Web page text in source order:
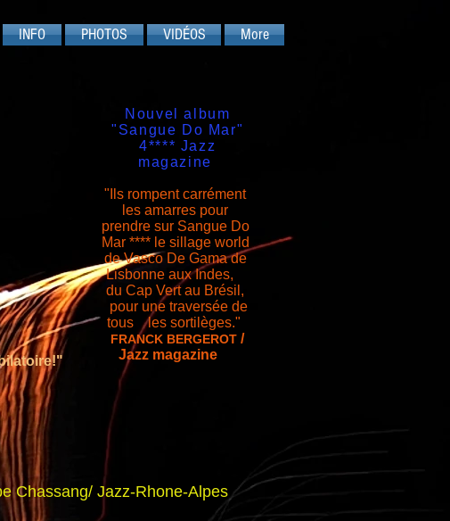
Nouvel album
"Sangue Do Mar"
4**** Jazz
magazine
"Ils rompent carrément
les amarres pour
prendre sur Sangue Do
Mar **** le sillage world
de Vasco De Gamade
Lisbonne aux Indes,
du Cap Vert au Brésil,
pour une traversée de
tous les sortilèges."
FRANCK BERGEROT /
Jazz magazine
Chassang/ Jazz-Rhone-Alpes
INFO PHOTOS VIDÉOS More